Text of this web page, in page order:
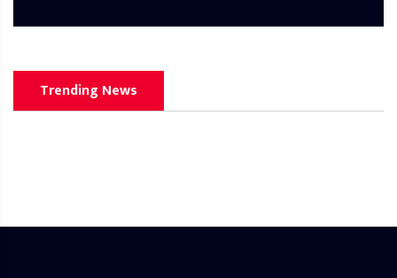
Trending News